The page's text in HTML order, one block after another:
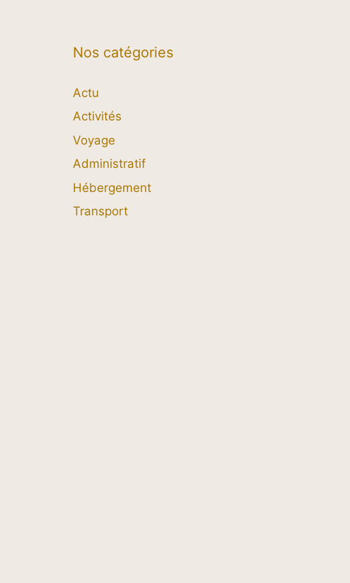
Nos catégories
Actu
Activités
Voyage
Administratif
Hébergement
Transport